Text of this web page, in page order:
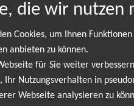
BraWo Bühne
die wir nutzen
Cookies, um Ihnen
anbieten zu können.
für Sie weiter
Ihr Nutzungsverhalten in
Webseite analysieren zu